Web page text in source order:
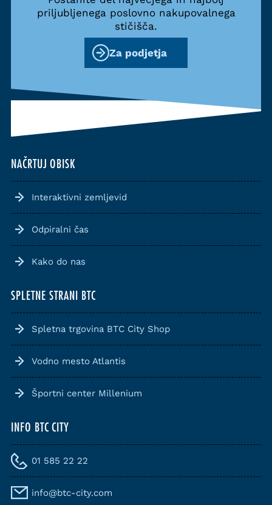
NAČRTUJ OBISK
Interaktivni zemljevid
Odpiralni čas
Kako do nas
SPLETNE STRANI BTC
Spletna trgovina BTC City Shop
Vodno mesto Atlantis
Športni center Millenium
INFO BTC CITY
01 585 22 22
info@btc-city.com
priljubljenega poslovno nakupovalnega
stičišča.
Za podjetja